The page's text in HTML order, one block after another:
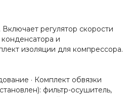
регулятор скорости
и
изоляции для компрессора.
· Комплект обвязки
фильтр-осушитель,